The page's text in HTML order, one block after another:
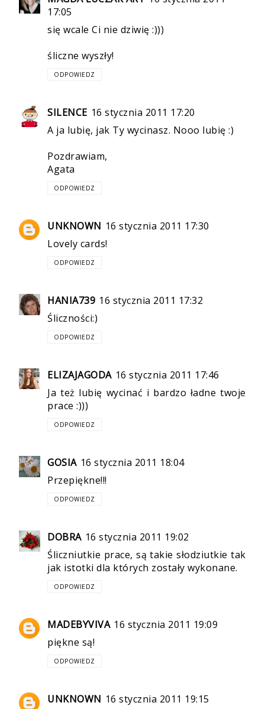
17:05
się wcale Ci nie dziwię :)))
śliczne wyszły!
ODPOWIEDZ
SILENCE 16 stycznia 2011 17:20
A ja lubię, jak Ty wycinasz. Nooo lubię :)
Pozdrawiam,
Agata
ODPOWIEDZ
UNKNOWN 16 stycznia 2011 17:30
Lovely cards!
ODPOWIEDZ
HANIA739 16 stycznia 2011 17:32
Śliczności:)
ODPOWIEDZ
ELIZAJAGODA 16 stycznia 2011 17:46
Ja też lubię wycinać i bardzo ładne twoje
prace :)))
ODPOWIEDZ
GOSIA 16 stycznia 2011 18:04
Przepiękne!!!
ODPOWIEDZ
DOBRA 16 stycznia 2011 19:02
Śliczniutkie prace, są takie słodziutkie tak
jak istotki dla których zostały wykonane.
ODPOWIEDZ
MADEBYVIVA 16 stycznia 2011 19:09
piękne są!
ODPOWIEDZ
UNKNOWN 16 stycznia 2011 19:15